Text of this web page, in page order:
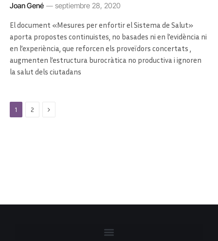
Joan Gené septiembre 28, 2020
El document «Mesures per enfortir el Sistema de Salut»
aporta propostes continuistes, no basades ni en l’evidència ni
en l’experiència, que reforcen els proveïdors concertats ,
augmenten l’estructura burocràtica no productiva i ignoren
la salut dels ciutadans
1 2 Next